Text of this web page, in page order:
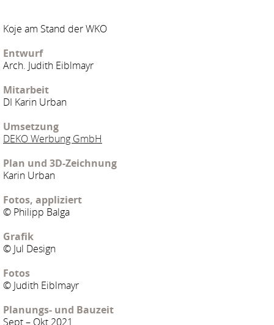
Koje am Stand der WKO
Entwurf
Arch. Judith Eiblmayr
Mitarbeit
DI Karin Urban
Umsetzung
DEKO Werbung GmbH
Plan und 3D-Zeichnung
Karin Urban
Fotos, appliziert
© Philipp Balga
Grafik
© Jul Design
Fotos
© Judith Eiblmayr
Planungs- und Bauzeit
Sept – Okt 2021